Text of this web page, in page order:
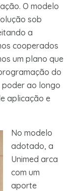
O modelo
sob
a
cooperados
um plano que
do
ao longo
aplicação e
No modelo
adotado, a
Unimed arca
com um
aporte